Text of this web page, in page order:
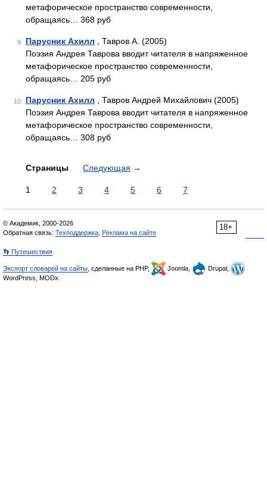
метафорическое пространство современности,
обращаясь… 368 руб
9 Парусник Ахилл , Тавров А. (2005)
Поэзия Андрея Таврова вводит читателя в напряженное
метафорическое пространство современности,
обращаясь… 205 руб
10 Парусник Ахилл , Тавров Андрей Михайлович (2005)
Поэзия Андрея Таврова вводит читателя в напряженное
метафорическое пространство современности,
обращаясь… 308 руб
Страницы Следующая →
1 2 3 4 5 6 7
18+
© Академик, 2000-2026
Обратная связь: Техподдержка Реклама на сайте
👣 Путешествия
Экспорт словарей на сайты , сделанные на PHP, Joomla,
Drupal,
WordPress, MODx.